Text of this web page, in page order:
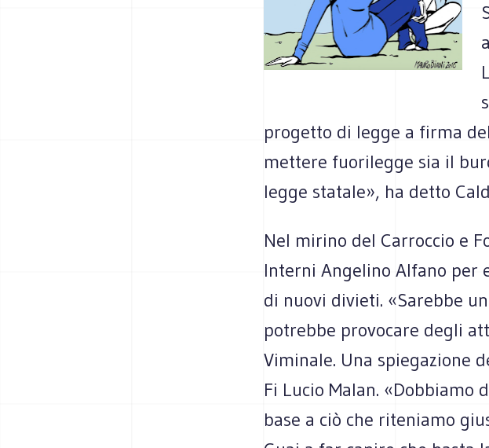
progetto di legge a firma
mettere fuorilegge sia il
legge statale», ha detto
Nel mirino del Carroccio e
Interni Angelino Alfano per
di nuovi divieti. «Sarebbe
potrebbe provocare degli
Viminale. Una spiegazione
Fi Lucio Malan.
base a ciò che riteniamo